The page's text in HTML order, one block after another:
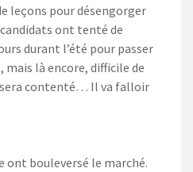
leçons pour désengorger
ont tenté de
durant l’été pour passer
mais là encore, difficile de
contenté… Il va falloir
ont bouleversé le marché.